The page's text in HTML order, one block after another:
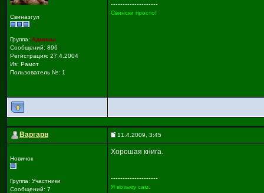
Свиназгул
Группа: Админы
Сообщений: 896
Регистрация: 27.4.2004
Из: Рамот
Пользователь №: 1
--------------------
Свински просто!
Варгарв 11.4.2009, 3:45
Новичок
Группа: Участники
Сообщений: 7
Хорошая книга.
--------------------
Я возьму сам.